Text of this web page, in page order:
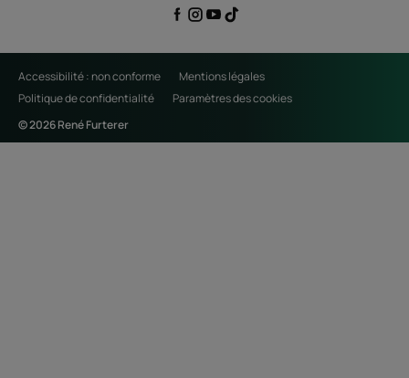
Accessibilité : non conforme
Mentions légales
Politique de confidentialité
Paramètres des cookies
© 2026 René Furterer